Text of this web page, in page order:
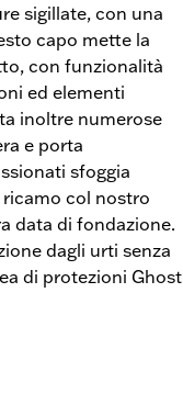
sigillate, con una
capo mette la
con funzionalità
ed elementi
inoltre numerose
e porta
sfoggia
col nostro
data di fondazione.
dagli urti senza
di protezioni Ghost